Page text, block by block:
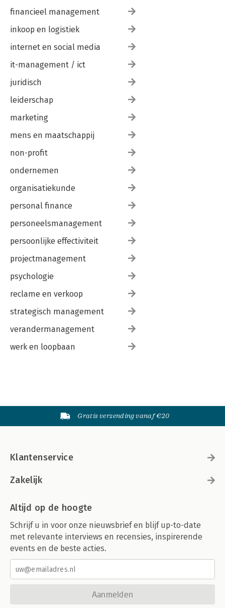
financieel management
inkoop en logistiek
internet en social media
it-management / ict
juridisch
leiderschap
marketing
mens en maatschappij
non-profit
ondernemen
organisatiekunde
personal finance
personeelsmanagement
persoonlijke effectiviteit
projectmanagement
psychologie
reclame en verkoop
strategisch management
verandermanagement
werk en loopbaan
Gratis verzending vanaf €20
Klantenservice
Zakelijk
Altijd op de hoogte
Schrijf u in voor onze nieuwsbrief en blijf up-to-date
met relevante interviews en recensies, inspirerende
events en de beste acties.
Aanmelden